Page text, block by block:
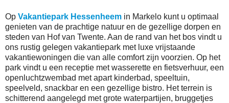
Op Vakantiepark Hessenheem in Markelo kunt u optimaal
genieten van de prachtige natuur en de gezellige dorpen en
steden van Hof van Twente. Aan de rand van het bos vindt u
ons rustig gelegen vakantiepark met luxe vrijstaande
vakantiewoningen die van alle comfort zijn voorzien. Op het
park vindt u een receptie met wasserette en fietsverhuur, een
openluchtzwembad met apart kinderbad, speeltuin,
speelveld, snackbar en een gezellige bistro. Het terrein is
schitterend aangelegd met grote waterpartijen, bruggetjes